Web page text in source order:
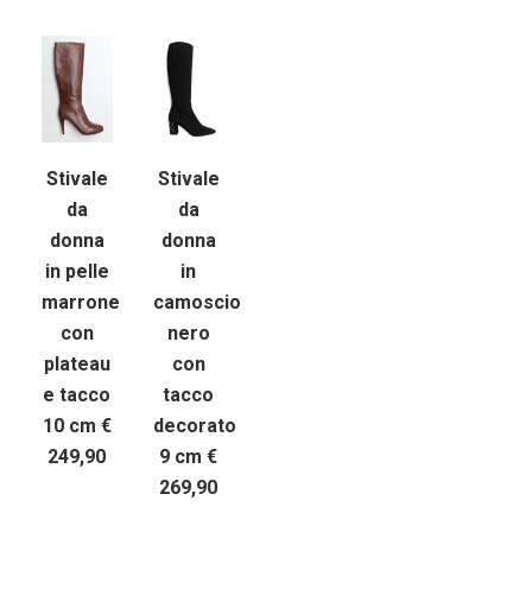
Stivale
da
donna
in pelle
marrone
con
plateau
e tacco
10 cm €
249,90
Stivale
da
donna
in
camoscio
nero
con
tacco
decorato
9 cm €
269,90